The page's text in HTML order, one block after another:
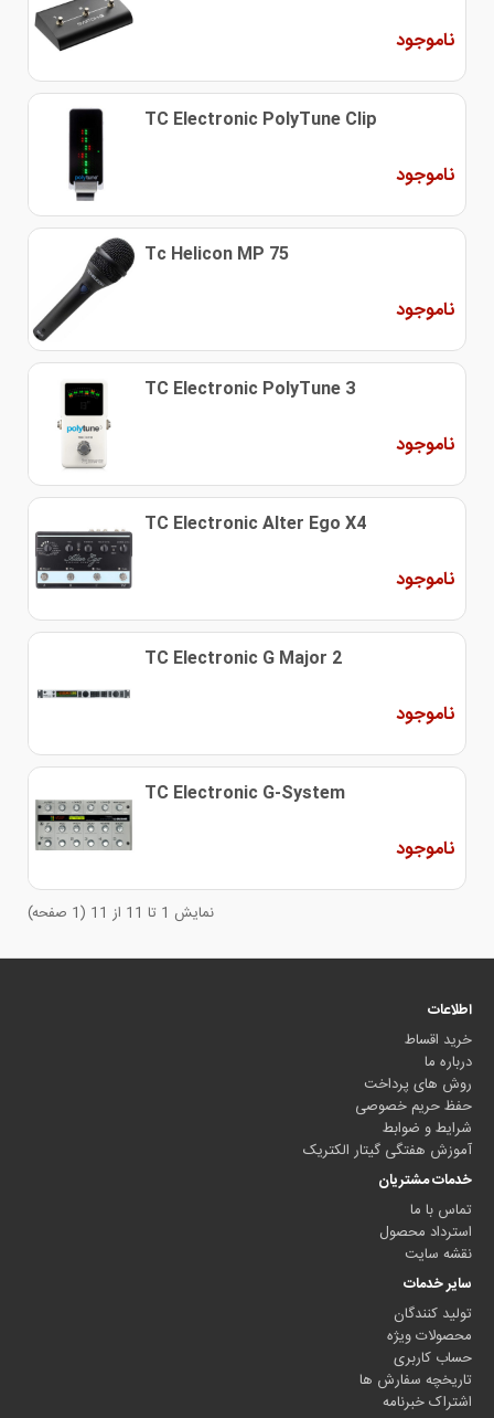
ناموجود
TC Electronic PolyTune Clip
ناموجود
Tc Helicon MP 75
ناموجود
TC Electronic PolyTune 3
ناموجود
TC Electronic Alter Ego X4
ناموجود
TC Electronic G Major 2
ناموجود
TC Electronic G-System
ناموجود
نمایش 1 تا 11 از 11 (1 صفحه)
اطلاعات
خرید اقساط
درباره ما
روش های پرداخت
حفظ حریم خصوصی
شرایط و ضوابط
آموزش هفتگی گیتار الکتریک
خدمات مشتریان
تماس با ما
استرداد محصول
نقشه سایت
سایر خدمات
تولید کنندگان
محصولات ویژه
حساب کاربری
تاریخچه سفارش ها
اشتراک خبرنامه